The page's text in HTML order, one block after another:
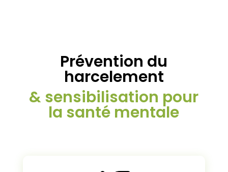
Prévention du
harcelement
& sensibilisation pour
la santé mentale